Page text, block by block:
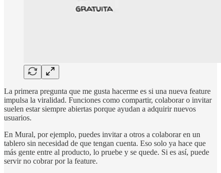
La primera pregunta que me gusta hacerme es si una nueva feature
impulsa la viralidad. Funciones como compartir, colaborar o invitar
suelen estar siempre abiertas porque ayudan a adquirir nuevos
usuarios.
En Mural, por ejemplo, puedes invitar a otros a colaborar en un
tablero sin necesidad de que tengan cuenta. Eso solo ya hace que
más gente entre al producto, lo pruebe y se quede. Si es así, puede
servir no cobrar por la feature.